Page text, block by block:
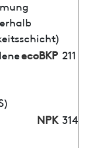
ecoBKP 211
NPK 314